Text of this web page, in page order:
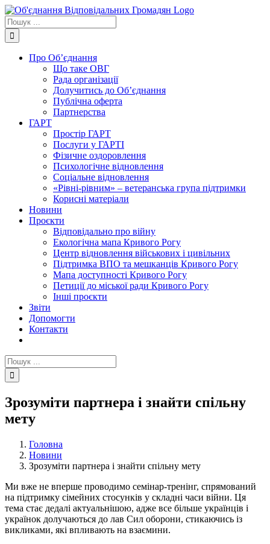
Skip
to
content
Пошук
...
Про Об’єднання
Що таке ОВГ
Рада організації
Долучитись до Об’єднання
Публічна оферта
Партнерства
ГАРТ
Простір ГАРТ
Послуги у ГАРТІ
Фізичне оздоровлення
Психологічне відновлення
Соціальне відновлення
«Рівні-рівним» – ветеранська група підтримки
Корисні матеріали
Новини
Проєкти
Відповідально про війну
Екологічна мапа Кривого Рогу
Центр відновлення військових і цивільних
Підтримка ВПО та мешканців Кривого Рогу
Мапа доступності Кривого Рогу
Петиції до міської ради Кривого Рогу
Інші проєкти
Звіти
Допомогти
Контакти
Пошук
...
Зрозуміти партнера і знайти спільну
мету
Головна
Новини
Зрозуміти партнера і знайти спільну мету
Ми вже не вперше проводимо семінар-тренінг, спрямований
на підтримку сімейних стосунків у складні часи війни. Ця
тема стає дедалі актуальнішою, адже все більше українців і
українок долучаються до лав Сил оборони, стикаючись із
викликами, які впливають на взаємини.